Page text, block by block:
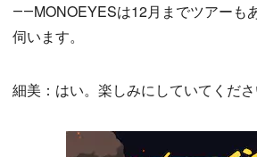
――MONOEYESは12月までツアーも
伺います。
細美：はい。楽しみにしていてくださ